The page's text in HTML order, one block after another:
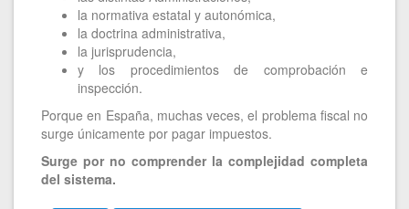
la normativa estatal y autonómica,
la doctrina administrativa,
la jurisprudencia,
y los procedimientos de comprobación e
inspección.
Porque en España, muchas veces, el problema fiscal no
surge únicamente por pagar impuestos.
Surge por no comprender la complejidad completa
del sistema.